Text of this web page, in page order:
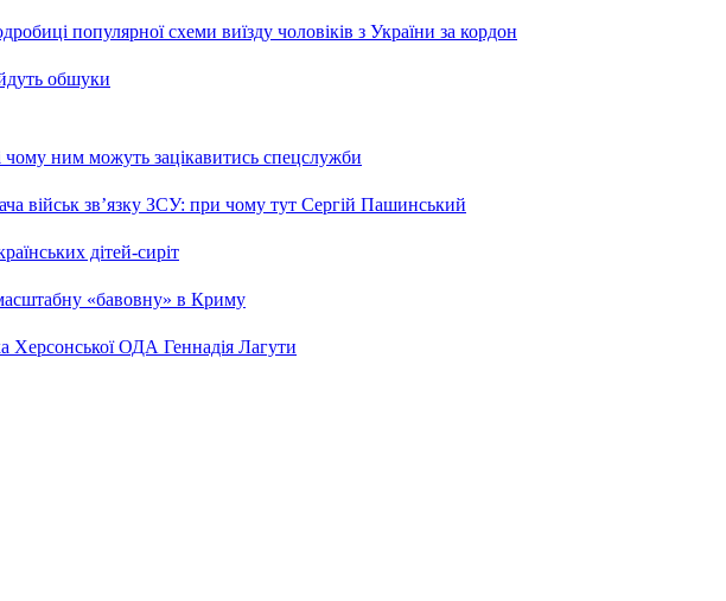
популярної схеми виїзду чоловіків з України за кордон
обшуки
ним можуть зацікавитись спецслужби
військ зв’язку ЗСУ: при чому тут Сергій Пашинський
дітей-сиріт
«бавовну» в Криму
Херсонської ОДА Геннадія Лагути